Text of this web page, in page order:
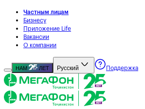
Частным лицам
Бизнесу
Приложение Life
Вакансии
О компании
НАМ ЛЕТ Русский Поддержка